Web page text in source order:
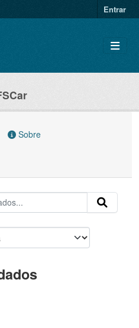
Entrar
Sobre